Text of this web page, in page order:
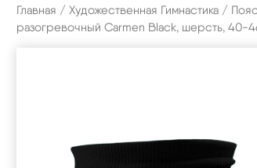
Главная / Художественная Гимнастика /
разогревочный Carmen Black, шерсть, 40-